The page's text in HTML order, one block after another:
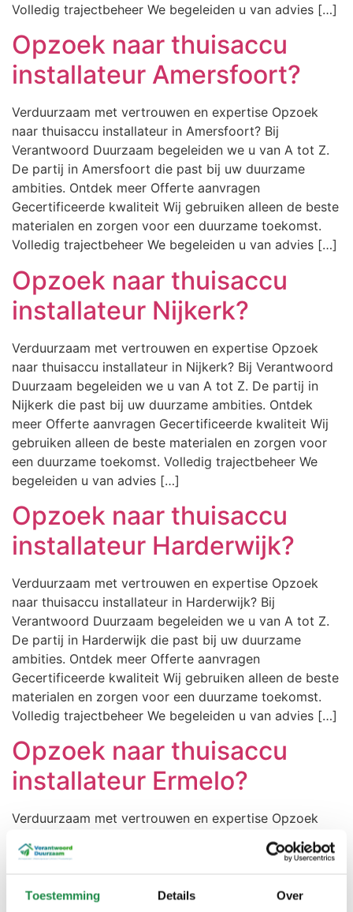
Toestemming Details Over
Volledig trajectbeheer We begeleiden u van advies […]
Opzoek naar thuisaccu
installateur Amersfoort?
Verduurzaam met vertrouwen en expertise Opzoek
naar thuisaccu installateur in Amersfoort? Bij
Verantwoord Duurzaam begeleiden we u van A tot Z.
De partij in Amersfoort die past bij uw duurzame
ambities. Ontdek meer Offerte aanvragen
Gecertificeerde kwaliteit Wij gebruiken alleen de beste
materialen en zorgen voor een duurzame toekomst.
Volledig trajectbeheer We begeleiden u van advies […]
Opzoek naar thuisaccu
installateur Nijkerk?
Verduurzaam met vertrouwen en expertise Opzoek
naar thuisaccu installateur in Nijkerk? Bij Verantwoord
Duurzaam begeleiden we u van A tot Z. De partij in
Nijkerk die past bij uw duurzame ambities. Ontdek
meer Offerte aanvragen Gecertificeerde kwaliteit Wij
gebruiken alleen de beste materialen en zorgen voor
een duurzame toekomst. Volledig trajectbeheer We
begeleiden u van advies […]
Opzoek naar thuisaccu
installateur Harderwijk?
Verduurzaam met vertrouwen en expertise Opzoek
naar thuisaccu installateur in Harderwijk? Bij
Verantwoord Duurzaam begeleiden we u van A tot Z.
De partij in Harderwijk die past bij uw duurzame
ambities. Ontdek meer Offerte aanvragen
Gecertificeerde kwaliteit Wij gebruiken alleen de beste
materialen en zorgen voor een duurzame toekomst.
Volledig trajectbeheer We begeleiden u van advies […]
Opzoek naar thuisaccu
installateur Ermelo?
Verduurzaam met vertrouwen en expertise Opzoek
naar thuisaccu installateur in Ermelo? Bij Verantwoord
Duurzaam begeleiden we u van A tot Z. De partij in
meer Offerte aanvragen Gecertificeerde kwaliteit Wij